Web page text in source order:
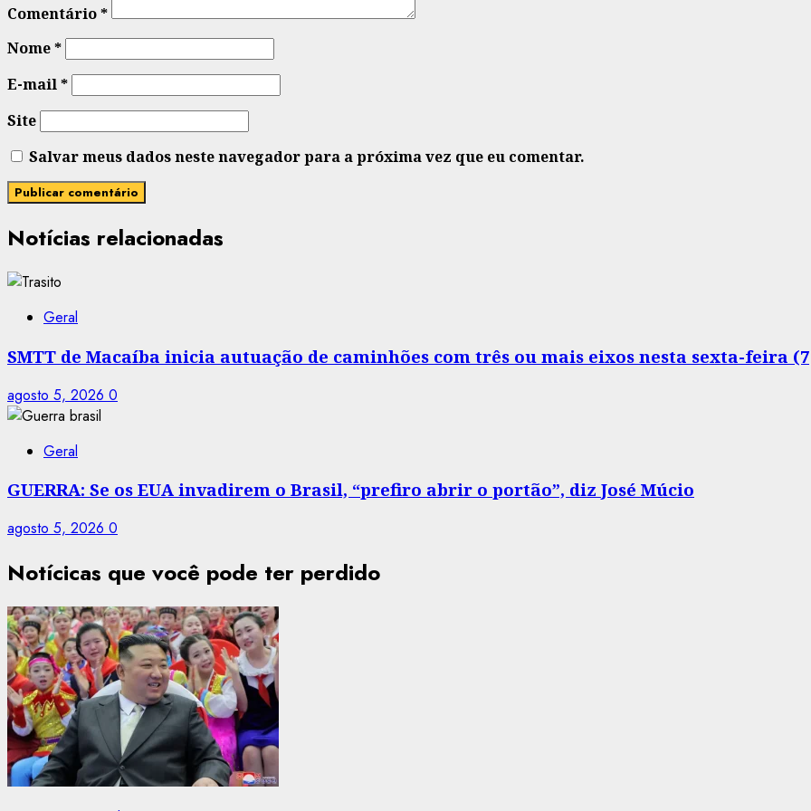
Comentário*
Nome*
E-mail*
Site
Salvar meus dados neste navegador para a próxima vez que eu comentar.
Notícias relacionadas
Geral
SMTT de Macaíba inicia autuação de caminhões com três ou mais eixos nesta sexta-feira
agosto 5, 2026 0
Geral
GUERRA: Se os EUA invadirem o Brasil, “prefiro abrir o portão”, diz José Múcio
agosto 5, 2026 0
Notícicas que você pode ter perdido